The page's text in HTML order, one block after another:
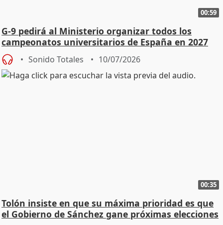
00:59
G-9 pedirá al Ministerio organizar todos los
campeonatos universitarios de España en 2027
Sonido Totales 10/07/2026
00:35
Tolón insiste en que su máxima prioridad es que
el Gobierno de Sánchez gane próximas elecciones